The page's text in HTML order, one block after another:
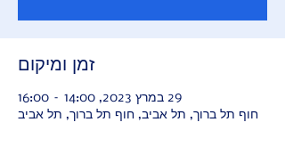
זמן ומיקום
29 במרץ 2023, 14:00 – 16:00
חוף תל ברוך, תל אביב, חוף תל ברוך, תל אביב